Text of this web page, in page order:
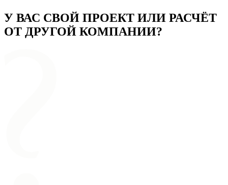
У ВАС СВОЙ ПРОЕКТ ИЛИ РАСЧЁТ
ОТ ДРУГОЙ КОМПАНИИ?